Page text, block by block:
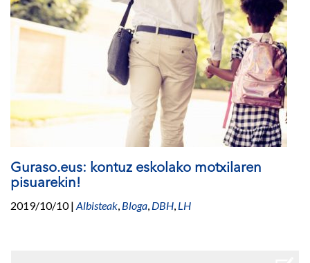
Guraso.eus: kontuz eskolako motxilaren
pisuarekin!
2019/10/10| Albisteak, Bloga, DBH, LH